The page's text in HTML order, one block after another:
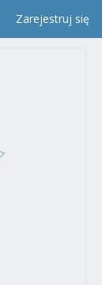
Zarejestruj się